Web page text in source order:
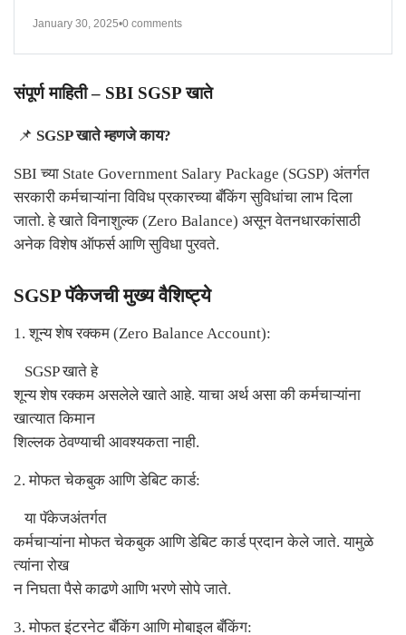
January 30, 2025•0 comments
संपूर्ण माहिती– SBI SGSPखाते
📌 SGSPखाते म्हणजे काय?
SBIच्या State Government Salary Package (SGSP) अंतर्गत
सरकारी कर्मचाऱ्यांना विविध प्रकारच्या बँकिंग सुविधांचा लाभ दिला
जातो. हे खाते विनाशुल्क (Zero Balance) असून वेतनधारकांसाठी
अनेक विशेष ऑफर्स आणि सुविधा पुरवते.
SGSPपॅकेजची मुख्य वैशिष्ट्ये
1.शून्य शेष रक्कम (Zero Balance Account):
SGSPखाते हे
शून्य शेष रक्कम असलेले खाते आहे. याचा अर्थ असा की कर्मचाऱ्यांना
खात्यात किमान
शिल्लक ठेवण्याची आवश्यकता नाही.
2.मोफत चेकबुक आणि डेबिट कार्ड:
या पॅकेजअंतर्गत
कर्मचाऱ्यांना मोफत चेकबुक आणि डेबिट कार्ड प्रदान केले जाते. यामुळे
त्यांना रोख
न निघता पैसे काढणे आणि भरणे सोपे जाते.
3.मोफत इंटरनेट बँकिंग आणि मोबाइल बँकिंग: